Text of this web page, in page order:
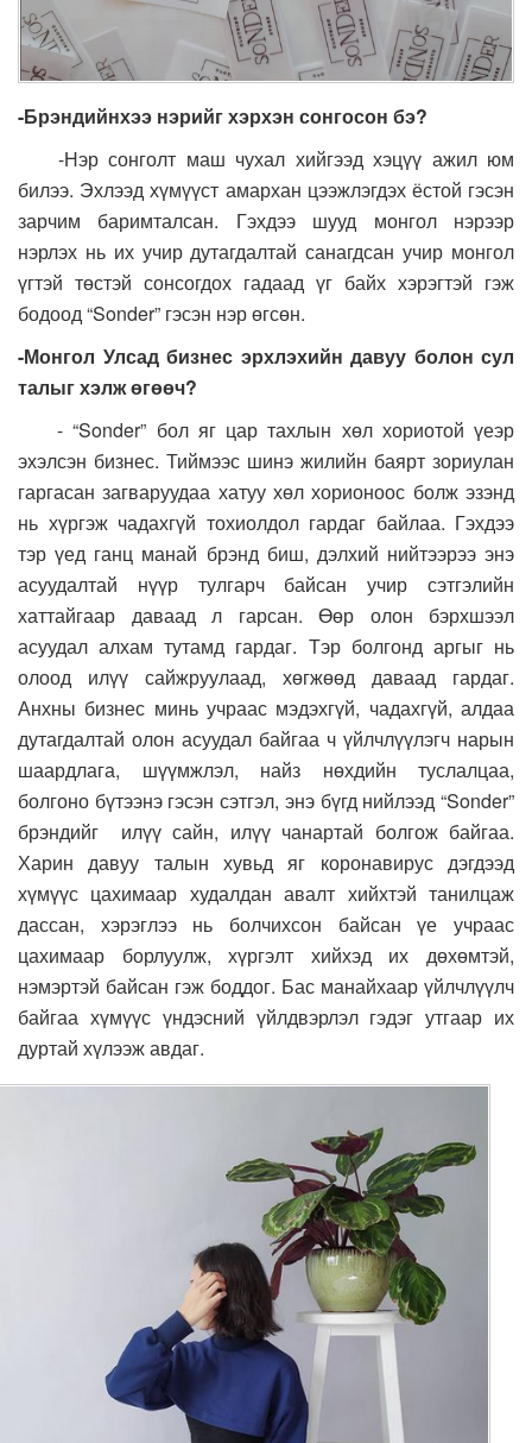
-Брэндийнхээ нэрийг хэрхэн сонгосон бэ?
-Нэр сонголт маш чухал хийгээд хэцүү ажил юм
билээ. Эхлээд хүмүүст амархан цээжлэгдэх ёстой гэсэн
зарчим баримталсан. Гэхдээ шууд монгол нэрээр
нэрлэх нь их учир дутагдалтай санагдсан учир монгол
үгтэй төстэй сонсогдох гадаад үг байх хэрэгтэй гэж
бодоод “Sonder” гэсэн нэр өгсөн.
-Монгол Улсад бизнес эрхлэхийн давуу болон сул
талыг хэлж өгөөч?
- “Sonder” бол яг цар тахлын хөл хориотой үеэр
эхэлсэн бизнес. Тиймээс шинэ жилийн баярт зориулан
гаргасан загваруудаа хатуу хөл хорионоос болж эзэнд
нь хүргэж чадахгүй тохиолдол гардаг байлаа. Гэхдээ
тэр үед ганц манай брэнд биш, дэлхий нийтээрээ энэ
асуудалтай нүүр тулгарч байсан учир сэтгэлийн
хаттайгаар даваад л гарсан. Өөр олон бэрхшээл
асуудал алхам тутамд гардаг. Тэр болгонд аргыг нь
олоод илүү сайжруулаад, хөгжөөд даваад гардаг.
Анхны бизнес минь учраас мэдэхгүй, чадахгүй, алдаа
дутагдалтай олон асуудал байгаа ч үйлчлүүлэгч нарын
шаардлага, шүүмжлэл, найз нөхдийн туслалцаа,
болгоно бүтээнэ гэсэн сэтгэл, энэ бүгд нийлээд “Sonder”
брэндийг илүү сайн, илүү чанартай болгож байгаа.
Харин давуу талын хувьд яг коронавирус дэгдээд
хүмүүс цахимаар худалдан авалт хийхтэй танилцаж
дассан, хэрэглээ нь болчихсон байсан үе учраас
цахимаар борлуулж, хүргэлт хийхэд их дөхөмтэй,
нэмэртэй байсан гэж боддог. Бас манайхаар үйлчлүүлч
байгаа хүмүүс үндэсний үйлдвэрлэл гэдэг утгаар их
дуртай хүлээж авдаг.